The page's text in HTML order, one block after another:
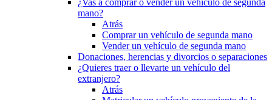
¿Vas a comprar o vender un vehículo de segunda
mano?
Atrás
Comprar un vehículo de segunda mano
Vender un vehículo de segunda mano
Donaciones, herencias y divorcios o separaciones
¿Quieres traer o llevarte un vehículo del
extranjero?
Atrás